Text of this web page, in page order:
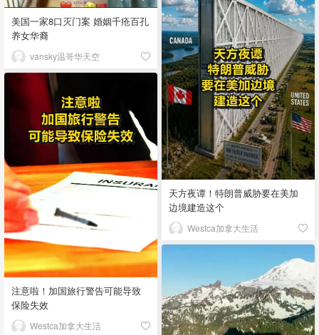
美国一家8口灭门案 婚姻千疮百孔
养女华裔
vansky温哥华天空
天方夜谭！特朗普威胁要在美加
边境建造这个
Westca加拿大生活
注意啦！加国旅行警告可能导致
保险失效
Westca加拿大生活